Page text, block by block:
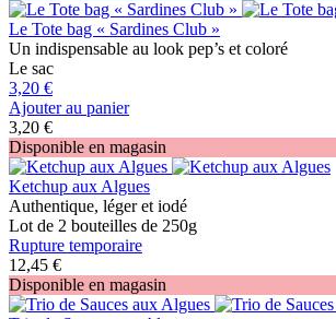
Le Tote bag « Sardines Club »
Un indispensable au look pep’s et coloré
Le sac
3,20 €
Ajouter au panier
3,20 €
Disponible en magasin
Ketchup aux Algues
Authentique, léger et iodé
Lot de 2 bouteilles de 250g
Rupture temporaire
12,45 €
Disponible en magasin